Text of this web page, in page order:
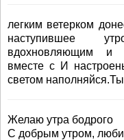
легким ветерком
наступившее
вдохновляющим и
вместе с И
светом
Желаю утра бодрого
С добрым утром,